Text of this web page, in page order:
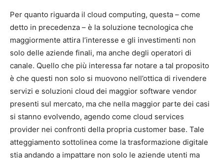
Per quanto riguarda il cloud computing, questa – come
detto in precedenza – è la soluzione tecnologica che
maggiormente attira l’interesse e gli investimenti non
solo delle aziende finali, ma anche degli operatori di
canale. Quello che più interessa far notare a tal proposito
è che questi non solo si muovono nell’ottica di rivendere
servizi e soluzioni cloud dei maggior software vendor
presenti sul mercato, ma che nella maggior parte dei casi
si stanno evolvendo, agendo come cloud services
provider nei confronti della propria customer base. Tale
atteggiamento sottolinea come la trasformazione digitale
stia andando a impattare non solo le aziende utenti ma